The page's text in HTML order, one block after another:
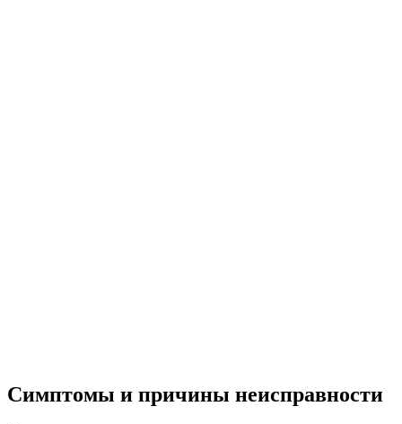
Симптомы и причины неисправности